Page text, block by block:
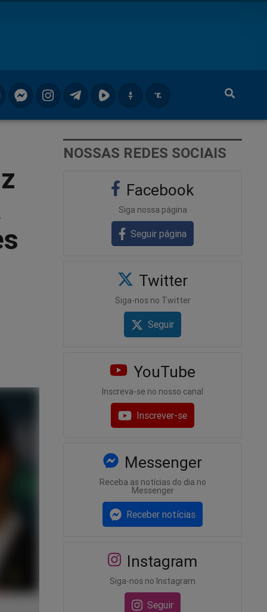
NOSSAS REDES SOCIAIS
Facebook
Siga nossa página
Seguir página
Twitter
Siga-nos no Twitter
Seguir
YouTube
Inscreva-se no nosso canal
Inscrever-se
Messenger
Receba as notícias do dia no
Messenger
Receber notícias
Instagram
Siga-nos no Instagram
Seguir